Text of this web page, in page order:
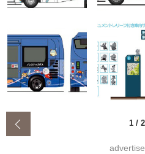
1 / 2